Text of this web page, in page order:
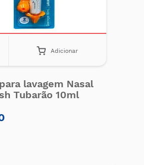
Adicionar
lavagem Nasal
Tubarão 10ml